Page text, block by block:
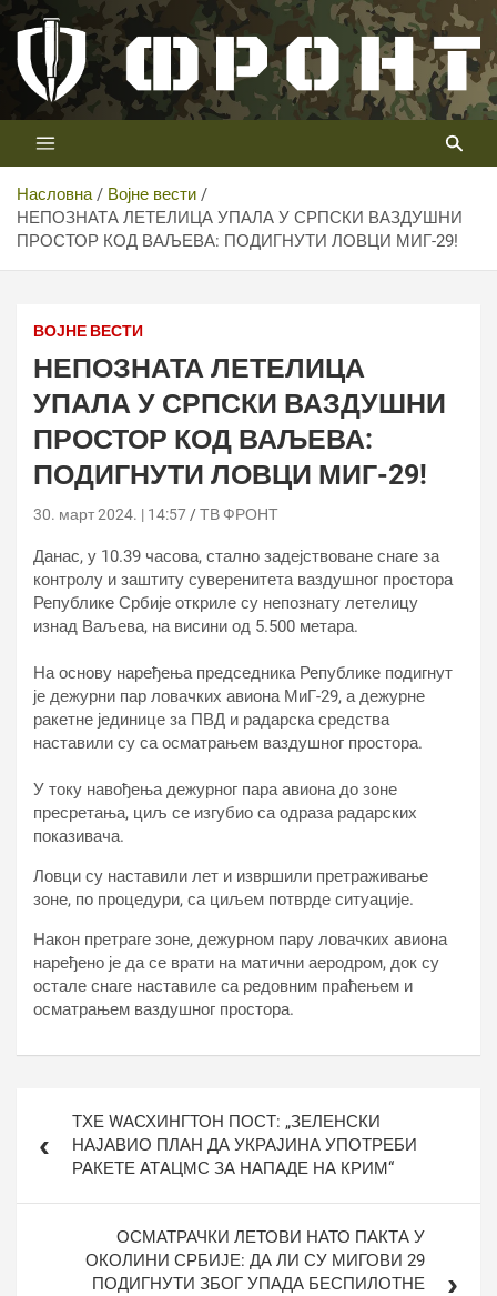
Скип
цонтент
Телевизија ФРОНТ
Први војни канал у Србији
Насловна
Војне вести
НЕПОЗНАТА ЛЕТЕЛИЦА УПАЛА У СРПСКИ ВАЗДУШНИ
ПРОСТОР КОД ВАЉЕВА: ПОДИГНУТИ ЛОВЦИ МИГ-29!
ВОЈНЕ ВЕСТИ
НЕПОЗНАТА ЛЕТЕЛИЦА
УПАЛА У СРПСКИ ВАЗДУШНИ
ПРОСТОР КОД ВАЉЕВА:
ПОДИГНУТИ ЛОВЦИ МИГ-29!
30. март 2024. | 14:57 ТВ ФРОНТ
Данас, у 10.39 часова, стално задејствоване снаге за
контролу и заштиту суверенитета ваздушног простора
Републике Србије откриле су непознату летелицу
изнад Ваљева, на висини од 5.500 метара.
На основу наређења председника Републике подигнут
је дежурни пар ловачких авиона МиГ-29, а дежурне
ракетне јединице за ПВД и радарска средства
наставили су са осматрањем ваздушног простора.
У току навођења дежурног пара авиона до зоне
пресретања, циљ се изгубио са одраза радарских
показивача.
Ловци су наставили лет и извршили претраживање
зоне, по процедури, са циљем потврде ситуације.
Након претраге зоне, дежурном пару ловачких авиона
наређено је да се врати на матични аеродром, док су
остале снаге наставиле са редовним праћењем и
осматрањем ваздушног простора.
чланкаТХЕ WАСХИНГТОН ПОСТ: „ЗЕЛЕНСКИ
НАЈАВИО ПЛАН ДА УКРАЈИНА УПОТРЕБИ
РАКЕТЕ АТАЦМС ЗА НАПАДЕ НА КРИМ“
ОСМАТРАЧКИ ЛЕТОВИ НАТО ПАКТА У
ОКОЛИНИ СРБИЈЕ: ДА ЛИ СУ МИГОВИ 29
ПОДИГНУТИ ЗБОГ УПАДА БЕСПИЛОТНЕ